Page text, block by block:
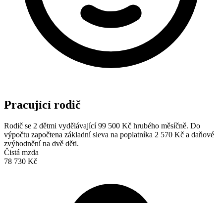
Pracující rodič
Rodič se 2 dětmi vydělávající 99 500 Kč hrubého měsíčně. Do
výpočtu započtena základní sleva na poplatníka 2 570 Kč a daňové
zvýhodnění na dvě děti.
Čistá mzda
78 730 Kč